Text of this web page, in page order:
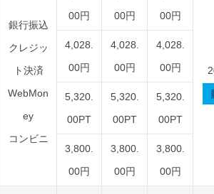
銀行振込
クレジッ
ト決済
WebMon
ey
コンビニ
00円
00円
00円
4,028.
00円
4,028.
00円
4,028.
00円
5,320.
00PT
5,320.
00PT
5,320.
00PT
3,800.
00円
3,800.
00円
3,800.
00円